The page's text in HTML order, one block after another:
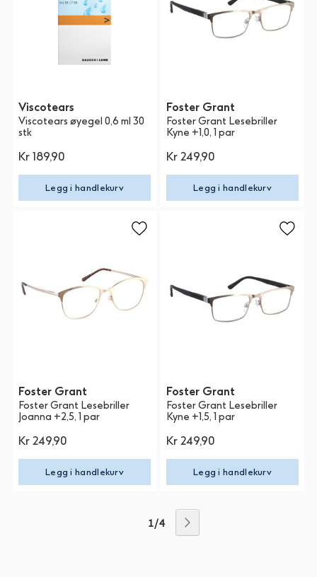
Viscotears
Viscotears øyegel 0,6 ml 30
stk
Kr 189,90
Legg i handlekurv
Foster Grant
Foster Grant Lesebriller
Kyne +1,0, 1 par
Kr 249,90
Legg i handlekurv
Foster Grant
Foster Grant Lesebriller
Joanna +2,5, 1 par
Kr 249,90
Legg i handlekurv
Foster Grant
Foster Grant Lesebriller
Kyne +1,5, 1 par
Kr 249,90
Legg i handlekurv
1 / 4